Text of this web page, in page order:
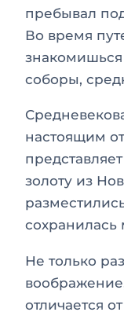
пребывал
Во время
знакомишься
соборы,
настоящим
золоту из
сохранилась
Не только
отличается